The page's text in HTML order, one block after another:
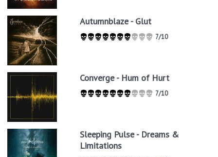
Autumnblaze - Glut
7/10
Converge - Hum of Hurt
7/10
Sleeping Pulse - Dreams &
Limitations